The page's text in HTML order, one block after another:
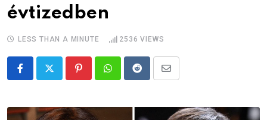
évtizedben
LESS THAN A MINUTE 2536 VIEWS
PinterestWhatsappRedditShare
Email